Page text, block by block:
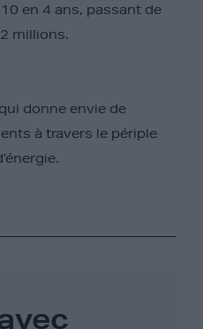
en 4 ans, passant de
millions.
donne envie de
à travers le périple